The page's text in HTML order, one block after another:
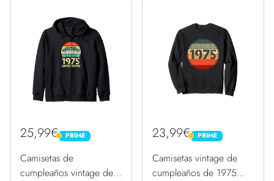
25,99€ PRIME
PRIME
Camisetas de
cumpleaños vintage de
23,99€ PRIME
PRIME
Camisetas vintage de
cumpleaños de 1975